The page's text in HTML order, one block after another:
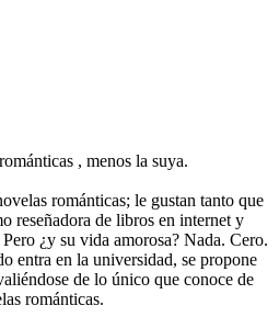
, menos la suya.
románticas; le gustan tanto que
reseñadora de libros en internet y
¿y su vida amorosa? Nada. Cero.
entra en la universidad, se propone
de lo único que conoce de
románticas.